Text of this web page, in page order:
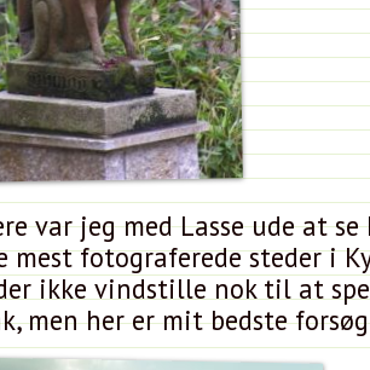
var jeg med Lasse ude at
mest fotograferede steder i
ikke vindstille nok til at
men her er mit bedste